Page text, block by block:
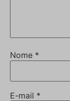
Nome *
E-mail *